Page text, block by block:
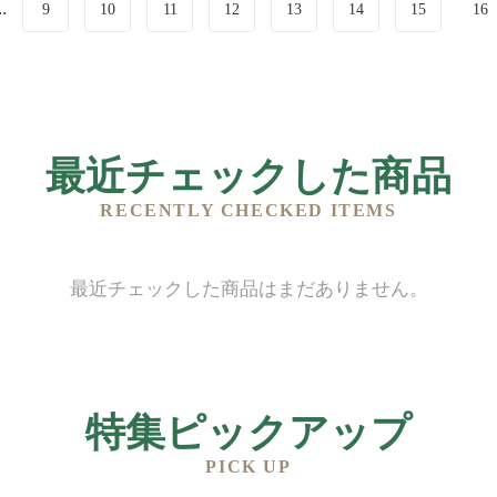
9 10 11 12 13 14 15 16
最近チェックした商品
RECENTLY CHECKED ITEMS
最近チェックした商品はまだありません。
特集ピックアップ
PICK UP